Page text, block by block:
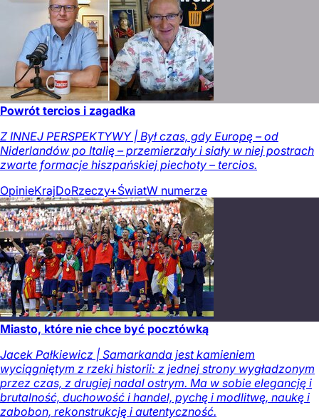
Powrót tercios i zagadka
Z INNEJ PERSPEKTYWY | Był czas, gdy Europę – od
Niderlandów po Italię – przemierzały i siały w niej postrach
zwarte formacje hiszpańskiej piechoty – tercios.
OpinieKrajDoRzeczy+ŚwiatW numerze
Miasto, które nie chce być pocztówką
Jacek Pałkiewicz | Samarkanda jest kamieniem
wyciągniętym z rzeki historii: z jednej strony wygładzonym
przez czas, z drugiej nadal ostrym. Ma w sobie elegancję i
brutalność, duchowość i handel, pychę i modlitwę, naukę i
zabobon, rekonstrukcję i autentyczność.